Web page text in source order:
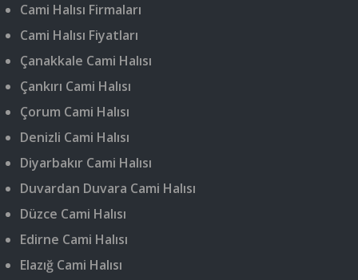
Cami Halısı Firmaları
Cami Halısı Fiyatları
Çanakkale Cami Halısı
Çankırı Cami Halısı
Çorum Cami Halısı
Denizli Cami Halısı
Diyarbakır Cami Halısı
Duvardan Duvara Cami Halısı
Düzce Cami Halısı
Edirne Cami Halısı
Elazığ Cami Halısı